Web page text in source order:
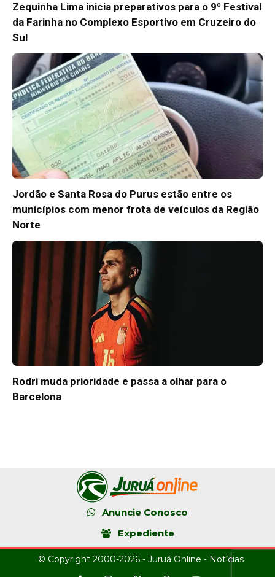
Zequinha Lima inicia preparativos para o 9º Festival
da Farinha no Complexo Esportivo em Cruzeiro do
Sul
Jordão e Santa Rosa do Purus estão entre os
municípios com menor frota de veículos da Região
Norte
Rodri muda prioridade e passa a olhar para o
Barcelona
Anuncie Conosco
Expediente
© Copyright 2000-2026 - Juruá Online - Notícias